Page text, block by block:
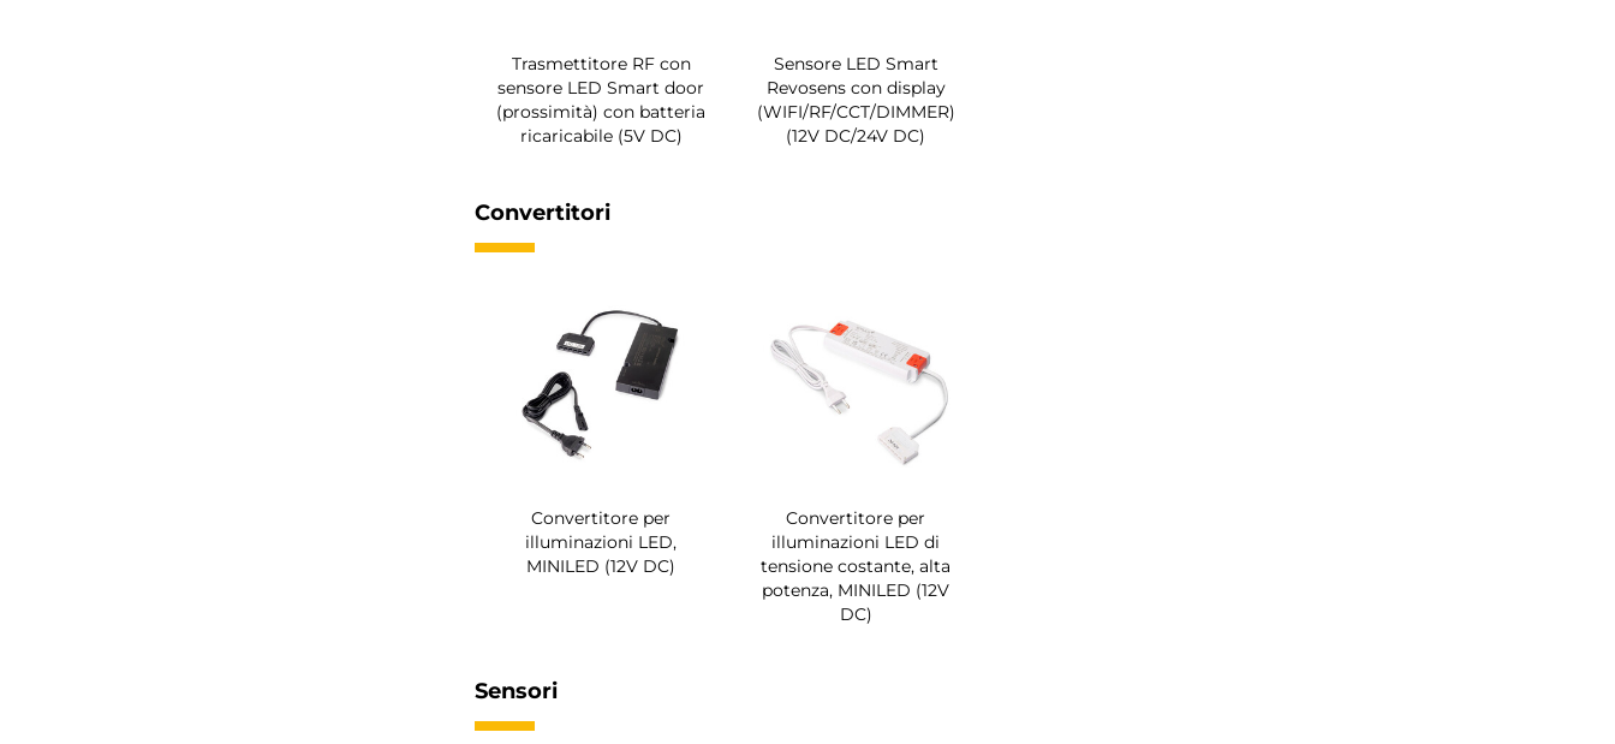
Trasmettitore RF con
sensore LED Smart door
(prossimità) con batteria
ricaricabile (5V DC)
Sensore LED Smart
Revosens con display
(WIFI/RF/CCT/DIMMER)
(12V DC/24V DC)
Convertitori
Convertitore per
illuminazioni LED,
MINILED (12V DC)
Convertitore per
illuminazioni LED di
tensione costante, alta
potenza, MINILED (12V
DC)
Sensori